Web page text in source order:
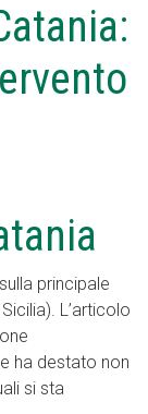
principale
L’articolo
ha destato non
si sta